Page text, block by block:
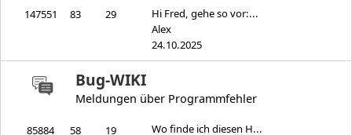
Hi Fred, gehe so vor:...
Alex
24.10.2025
147551 83 29
Bug-WIKI
Meldungen über Programmfehler
Wo finde ich diesen H...
85884 58 19